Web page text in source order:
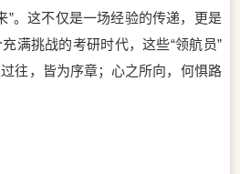
”。这不仅是一场经验的传递，更是
满挑战的考研时代，这些“领航员”
往，皆为序章；心之所向，何惧路